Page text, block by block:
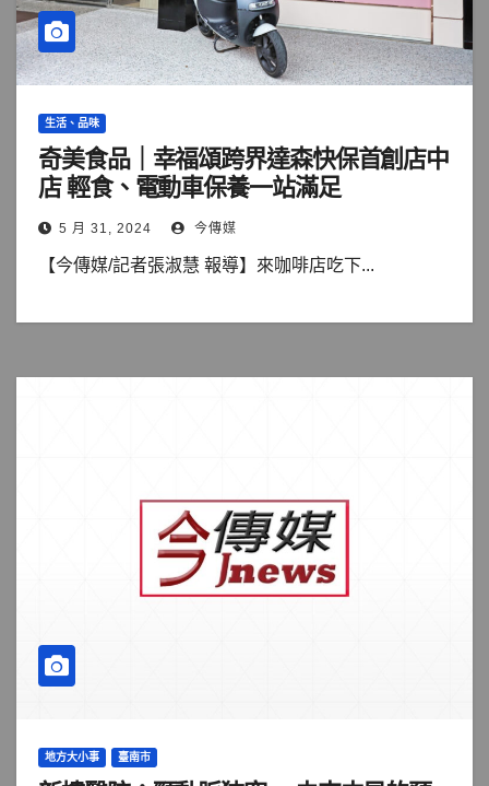
生活、品味
奇美食品｜幸福頌跨界達森快保首創店中
店 輕食、電動車保養一站滿足
5 月 31, 2024 今傳媒
【今傳媒/記者張淑慧 報導】來咖啡店吃下...
地方大小事 臺南市